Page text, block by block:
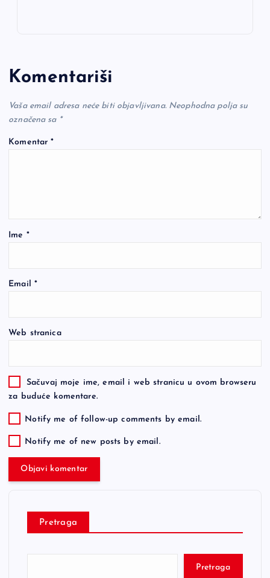
Komentariši
Vaša email adresa neće biti objavljivana. Neophodna polja su
označena sa *
Komentar*
Ime *
Email *
Web stranica
Sačuvaj moje ime, email i web stranicu u ovom browseru
za buduće komentare.
Notify me of follow-up comments by email.
Notify me of new posts by email.
Pretraga
Pretraga